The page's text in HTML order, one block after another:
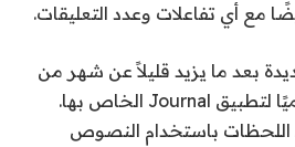
مع أي تفاعلات وعدد التعليقات.
بعد ما يزيد قليلاً عن شهر من
طرح شركة Apple رسميًا لتطبيق Journal الخاص بها.
اللحظات باستخدام النصوص